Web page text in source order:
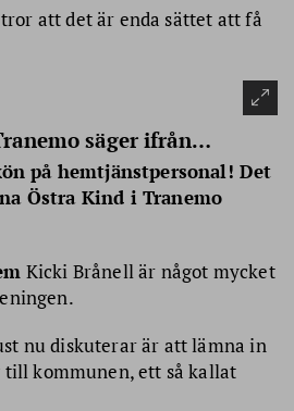
tror att det är enda sättet att få
säger ifrån…
på hemtjänstpersonal! Det
Östra Kind i Tranemo
Kicki Brånell är något mycket
nu diskuterar är att lämna in
kommunen, ett så kallat